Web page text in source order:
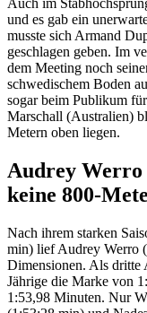
Auch im
und es gab ein
musste sich Armand
geschlagen geben. Im
dem Meeting noch
schwedischem Boden
sogar beim Publikum
Marschall (Australien)
Metern oben liegen.
Audrey Werro
keine 800-
Nach ihrem starken
min) lief Audrey Werro
Dimensionen. Als dritte
Jährige die Marke von
1:53,98 Minuten. Nur